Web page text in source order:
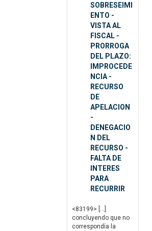
SOBRESEIMI
ENTO -
VISTA AL
FISCAL -
PRORROGA
DEL PLAZO:
IMPROCEDE
NCIA -
RECURSO
DE
APELACION
-
DENEGACIO
N DEL
RECURSO -
FALTA DE
INTERES
PARA
RECURRIR
<83199> […]
concluyendo que no
correspondía la